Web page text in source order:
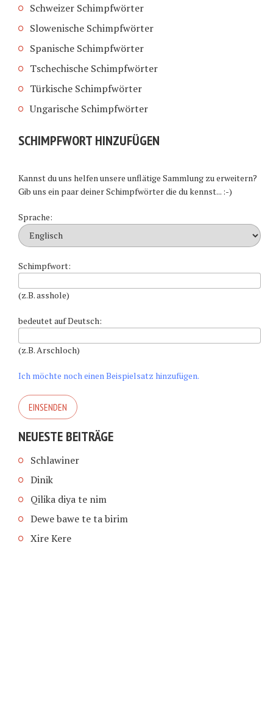
Schweizer Schimpfwörter
Slowenische Schimpfwörter
Spanische Schimpfwörter
Tschechische Schimpfwörter
Türkische Schimpfwörter
Ungarische Schimpfwörter
SCHIMPFWORT HINZUFÜGEN
Kannst du uns helfen unsere unflätige Sammlung zu erweitern?
Gib uns ein paar deiner Schimpfwörter die du kennst... :-)
Sprache:
Schimpfwort:
(z.B. asshole)
bedeutet auf Deutsch:
(z.B. Arschloch)
Ich möchte noch einen Beispielsatz hinzufügen.
NEUESTE BEITRÄGE
Schlawiner
Dinik
Qilika diya te nim
Dewe bawe te ta birim
Xire Kere